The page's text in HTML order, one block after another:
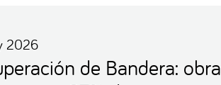
2026
de Bandera: